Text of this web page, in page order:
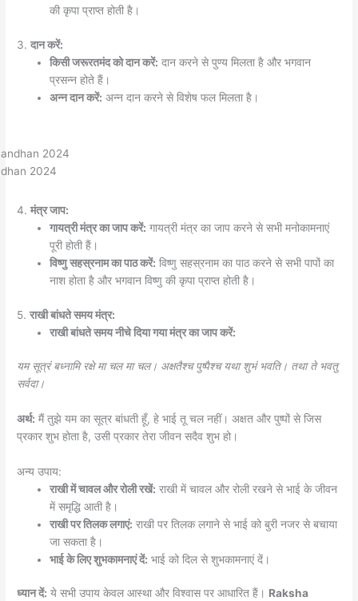
की कृपा प्राप्त होती है।
3.दान करें:
किसी जरूरतमंद को दान करें: दान करने से पुण्य मिलता है और भगवान
प्रसन्न होते हैं।
अन्न दान करें: अन्न दान करने से विशेष फल मिलता है।
2024
4.मंत्र जाप:
गायत्री मंत्र का जाप करें: गायत्री मंत्र का जाप करने से सभी मनोकामनाएं
पूरी होती हैं।
विष्णु सहस्रनाम का पाठ करें: विष्णु सहस्रनाम का पाठ करने से सभी पापों का
नाश होता है और भगवान विष्णु की कृपा प्राप्त होती है।
5.राखी बांधते समय मंत्र:
राखी बांधते समय नीचे दिया गया मंत्र का जाप करें:
यम सूत्रं बध्नामि रक्षे मा चल मा चल। अक्षतैश्च पुष्पैश्च यथा शुभं भवति। तथा ते भवतु
सर्वदा।
अर्थ: मैं तुझे यम का सूत्र बांधती हूँ, हे भाई तू चल नहीं। अक्षत और पुष्पों से जिस
प्रकार शुभ होता है, उसी प्रकार तेरा जीवन सदैव शुभ हो।
अन्य उपाय:
राखी में चावल और रोली रखें: राखी में चावल और रोली रखने से भाई के जीवन
में समृद्धि आती है।
राखी पर तिलक लगाएं: राखी पर तिलक लगाने से भाई को बुरी नजर से बचाया
जा सकता है।
भाई के लिए शुभकामनाएं दें: भाई को दिल से शुभकामनाएं दें।
ध्यान दें: ये सभी उपाय केवल आस्था और विश्वास पर आधारित हैं। Raksha